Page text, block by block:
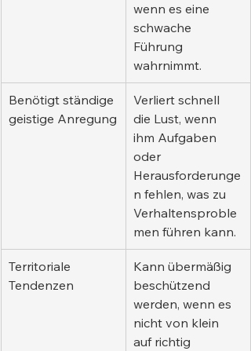
wenn es eine
schwache
Führung
wahrnimmt.
Benötigt ständige
geistige Anregung
Verliert schnell
die Lust, wenn
ihm Aufgaben
oder
Herausforderunge
n fehlen, was zu
Verhaltensproble
men führen kann.
Territoriale
Tendenzen
Kann übermäßig
beschützend
werden, wenn es
nicht von klein
auf richtig